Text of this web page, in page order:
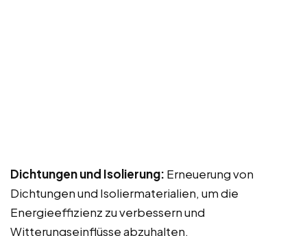
Dichtungen und Isolierung: Erneuerung von
Dichtungen und Isoliermaterialien, um die
Energieeffizienz zu verbessern und
Witterungseinflüsse abzuhalten.